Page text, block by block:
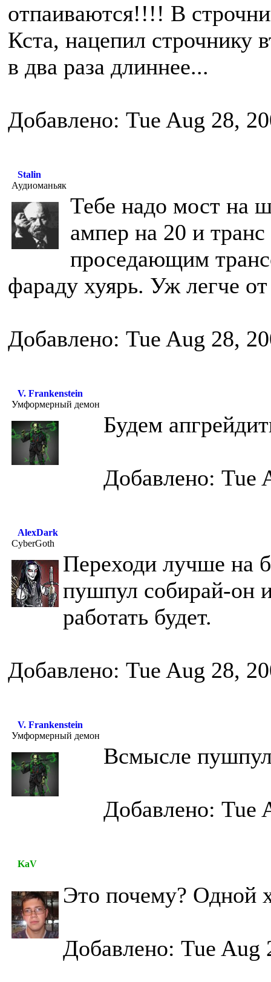
отпаиваются!!!! В
Кста, нацепил строчнику
в два раза длиннее...
Добавлено: Tue Aug 28,
Stalin
Аудиоманьяк
Тебе надо мост на
ампер на 20 и
проседающим
фараду хуярь. Уж легче от
Добавлено: Tue Aug 28,
V. Frankenstein
Умформерный демон
Будем
Добавлено: Tue
AlexDark
CyberGoth
Переходи лучше на
пушпул собирай-он
работать будет.
Добавлено: Tue Aug 28,
V. Frankenstein
Умформерный демон
Всмысле
Добавлено: Tue
KaV
Это почему? Одной
Добавлено: Tue Aug